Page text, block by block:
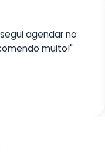
agendar no
muito!"